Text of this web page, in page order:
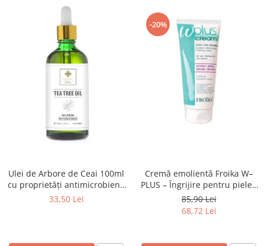
Ulei de Arbore de Ceai 100ml
cu proprietăți antimicrobiene
- Olive Spa
33,50 Lei
-20%
Cremă emolientă Froika W–
PLUS – Îngrijire pentru pielea
atopică
85,90 Lei
68,72 Lei